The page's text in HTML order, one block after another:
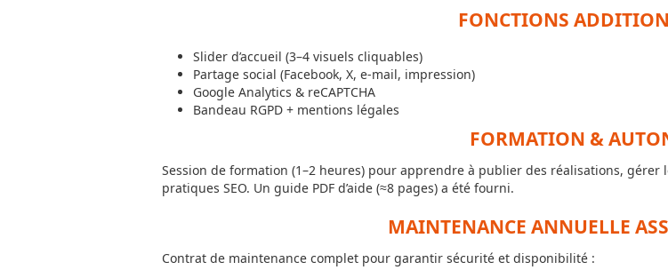
FONCTIONS
Slider d’accueil (3–4 visuels cliquables)
Partage social (Facebook, X, e-mail, impression)
Google Analytics & reCAPTCHA
Bandeau RGPD + mentions légales
FORMATION &
Session de formation (1–2 heures) pour apprendre à publier des réalisations,
pratiques SEO. Un guide PDF d’aide (≈8 pages) a été fourni.
MAINTENANCE ANNUELLE
Contrat de maintenance complet pour garantir sécurité et disponibilité :